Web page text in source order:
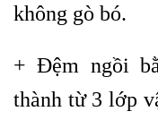
không gò bó.
+ Đệm ngồi
thành từ 3 lớp